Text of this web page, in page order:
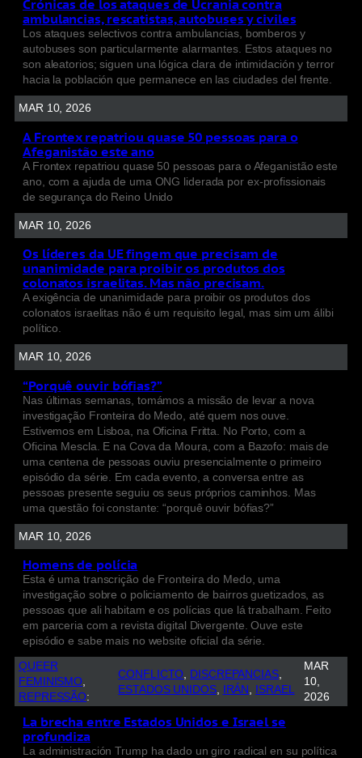
Crónicas de los ataques de Ucrania contra
ambulancias, rescatistas, autobuses y civiles
Los ataques selectivos contra ambulancias, bomberos y
autobuses son particularmente alarmantes. Estos ataques no
son aleatorios; siguen una lógica clara de intimidación y terror
hacia la población que permanece en las ciudades del frente.
MAR 10, 2026
A Frontex repatriou quase 50 pessoas para o
Afeganistão este ano
A Frontex repatriou quase 50 pessoas para o Afeganistão este
ano, com a ajuda de uma ONG liderada por ex-profissionais
de segurança do Reino Unido
MAR 10, 2026
Os líderes da UE fingem que precisam de
unanimidade para proibir os produtos dos
colonatos israelitas. Mas não precisam.
A exigência de unanimidade para proibir os produtos dos
colonatos israelitas não é um requisito legal, mas sim um álibi
político.
MAR 10, 2026
“Porquê ouvir bófias?”
Nas últimas semanas, tomámos a missão de levar a nova
investigação Fronteira do Medo, até quem nos ouve.
Estivemos em Lisboa, na Oficina Fritta. No Porto, com a
Oficina Mescla. E na Cova da Moura, com a Bazofo: mais de
uma centena de pessoas ouviu presencialmente o primeiro
episódio da série. Em cada evento, a conversa entre as
pessoas presente seguiu os seus próprios caminhos. Mas
uma questão foi constante: “porquê ouvir bófias?”
MAR 10, 2026
Homens de polícia
Esta é uma transcrição de Fronteira do Medo, uma
investigação sobre o policiamento de bairros guetizados, as
pessoas que ali habitam e os polícias que lá trabalham. Feito
em parceria com a revista digital Divergente. Ouve este
episódio e sabe mais no website oficial da série.
QUEER
FEMINISMO
REPRESSÃO:
CONFLICTO DISCREPANCIAS
ESTADOS UNIDOS, IRÁN ISRAEL
MAR
10,
2026
La brecha entre Estados Unidos e Israel se
profundiza
La administración Trump ha dado un giro radical en su política